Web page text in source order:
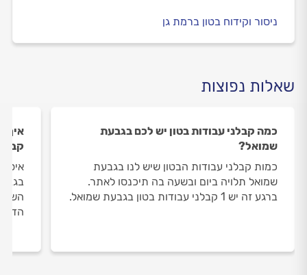
ניסור וקידוח בטון ברמת גן
שאלות נפוצות
כמה קבלני עבודות בטון יש לכם בגבעת
שמואל?
כמות קבלני עבודות הבטון שיש לנו בגבעת
שמואל תלויה ביום ובשעה בה תיכנסו לאתר.
ברגע זה יש 1 קבלני עבודות בטון בגבעת שמואל.
איך